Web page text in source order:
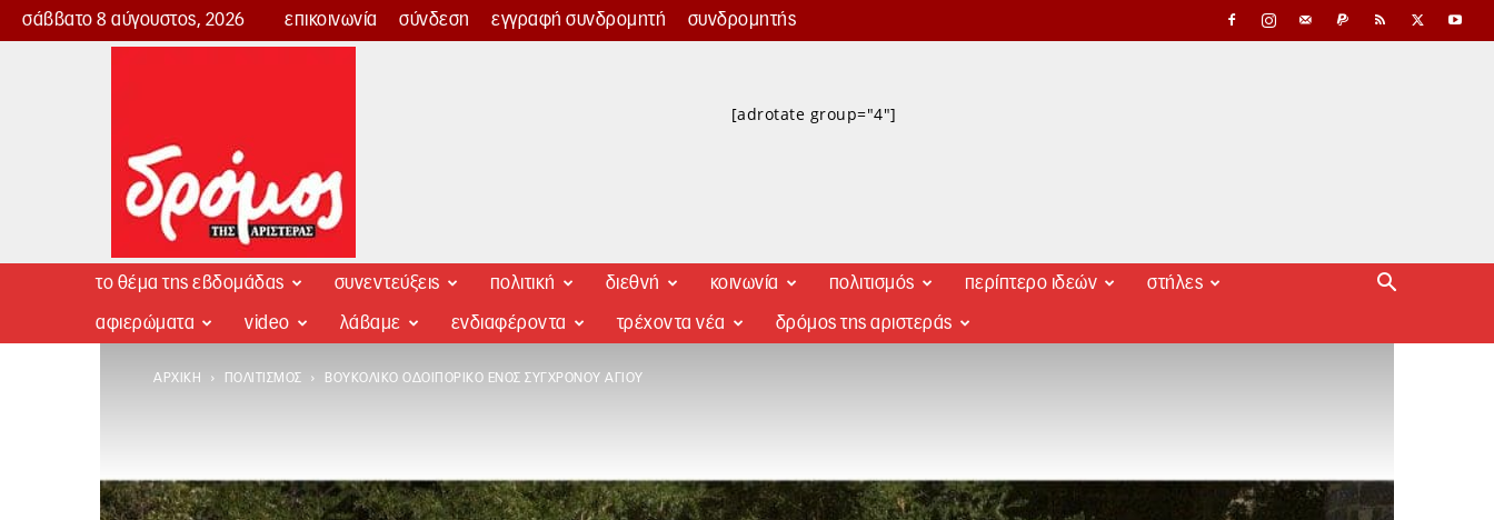
σάββατο 8 αύγουστος, 2026 επικοινωνία σύνδεση εγγραφή συνδρομητή συνδρομητής
Δρόμος
[adrotate group="4"]
το θέμα της εβδομάδας συνεντεύξεις πολιτική διεθνή κοινωνία πολιτισμός περίπτερο ιδεών στήλες
αφιερώματα video λάβαμε ενδιαφέροντα τρέχοντα νέα δρόμος της αριστεράς
ΑΡΧΙΚΉ ΠΟΛΙΤΙΣΜΌΣ ΒΟΥΚΟΛΙΚΌ ΟΔΟΙΠΟΡΙΚΌ ΕΝΌΣ ΣΎΓΧΡΟΝΟΥ ΆΓΙΟΥ